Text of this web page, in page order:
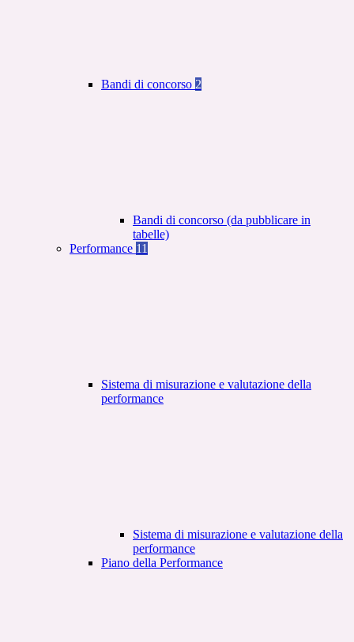
Bandi di concorso 2
Bandi di concorso (da pubblicare in
tabelle)
Performance 11
Sistema di misurazione e valutazione della
performance
Sistema di misurazione e valutazione della
performance
Piano della Performance